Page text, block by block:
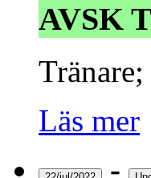
AVSK
Läs mer
-